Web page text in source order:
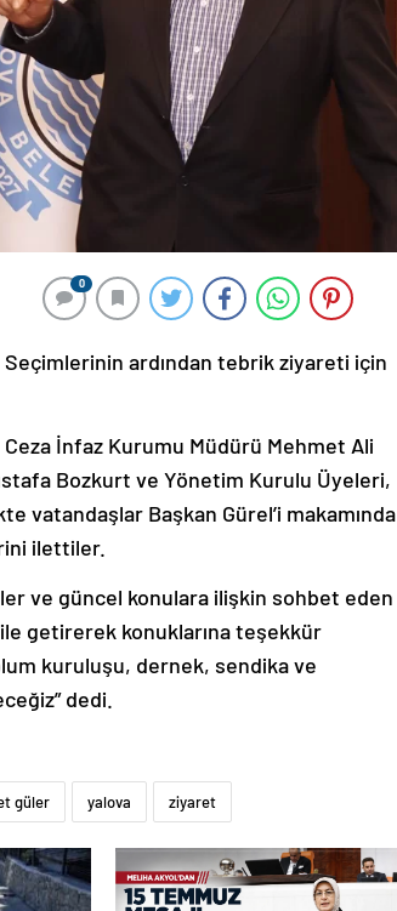
0
Seçimlerinin ardından tebrik ziyareti için
İnfaz Kurumu Müdürü Mehmet Ali
Bozkurt ve Yönetim Kurulu Üyeleri,
vatandaşlar Başkan Gürel’i makamında
ilettiler.
ve güncel konulara ilişkin sohbet eden
getirerek konuklarına teşekkür
kuruluşu, dernek, sendika ve
dedi.
güler yalova ziyaret